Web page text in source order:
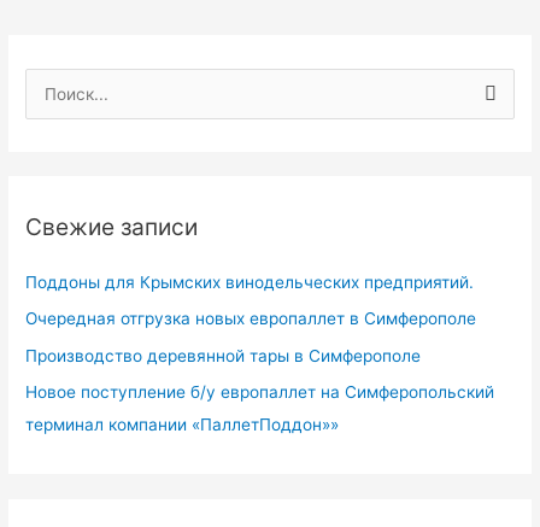
к
Свежие записи
Поддоны для Крымских винодельческих предприятий.
Очередная отгрузка новых европаллет в Симферополе
Производство деревянной тары в Симферополе
Новое поступление б/у европаллет на Симферопольский
терминал компании «ПаллетПоддон»»